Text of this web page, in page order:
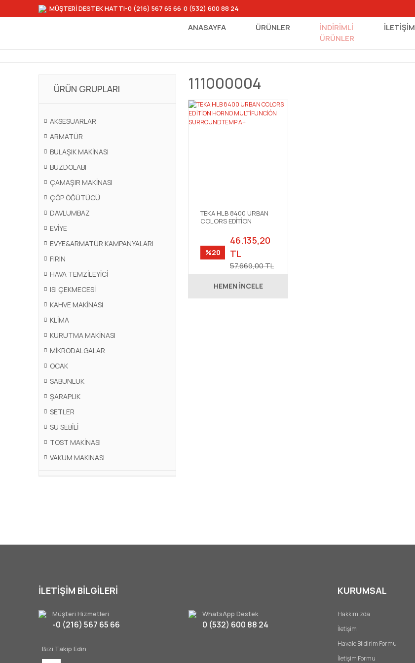
MÜŞTERİ DESTEK HATTI-0 (216) 567 65 66-0 (532) 600 88 24
ANASAYFA ÜRÜNLER
İNDİRİMLİ
ÜRÜNLER
İLETİŞİM
ÜRÜN GRUPLARI
AKSESUARLAR
ARMATÜR
BULAŞIK MAKİNASI
BUZDOLABI
ÇAMAŞIR MAKİNASI
ÇÖP ÖĞÜTÜCÜ
DAVLUMBAZ
EVİYE
EVYE&ARMATÜR KAMPANYALARI
FIRIN
HAVA TEMZİLEYİCİ
ISI ÇEKMECESİ
KAHVE MAKİNASI
KLİMA
KURUTMA MAKİNASI
MİKRODALGALAR
OCAK
SABUNLUK
ŞARAPLIK
SETLER
SU SEBİLİ
TOST MAKİNASI
VAKUM MAKiNASI
111000004
TEKA HLB 8400 URBAN
COLORS EDİTİON
SURROUNDTEMP A+
%20
46.135,20
TL
57.669,00 TL
HEMEN İNCELE
İLETİŞİM BİLGİLERİ
Müşteri Hizmetleri
-0 (216) 567 65 66
WhatsApp Destek
0 (532) 600 88 24
Bizi Takip Edin
KURUMSAL
Hakkımızda
İletişim
Havale Bildirim Formu
İletişim Formu